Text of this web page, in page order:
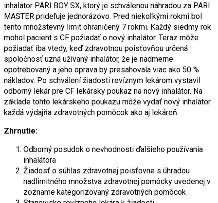
inhalátor PARI BOY SX, ktorý je schválenou náhradou za PARI
MASTER prideľuje jednorázovo. Pred niekoľkými rokmi bol
tento množstevný limit ohraničený 7 rokmi. Každý siedmy rok
mohol pacient s CF požiadať o nový inhalátor. Teraz môže
požiadať iba vtedy, keď zdravotnou poisťovňou určená
spoločnosť uzná užívaný inhalátor, že je nadmerne
opotrebovaný a jeho oprava by presahovala viac ako 50 %
nákladov. Po schválení žiadosti revíznym lekárom vystavil
odborný lekár pre CF lekársky poukaz na nový inhalátor. Na
základe tohto lekárskeho poukazu môže vydať nový inhalátor
každá výdajňa zdravotných pomôcok ako aj lekáreň.
Zhrnutie:
Odborný posudok o nevhodnosti ďalšieho používania
inhalátora
Žiadosť o súhlas zdravotnej poisťovne s úhradou
nadlimitného množstva zdravotnej pomôcky uvedenej v
zozname kategorizovaný zdravotných pomôcok